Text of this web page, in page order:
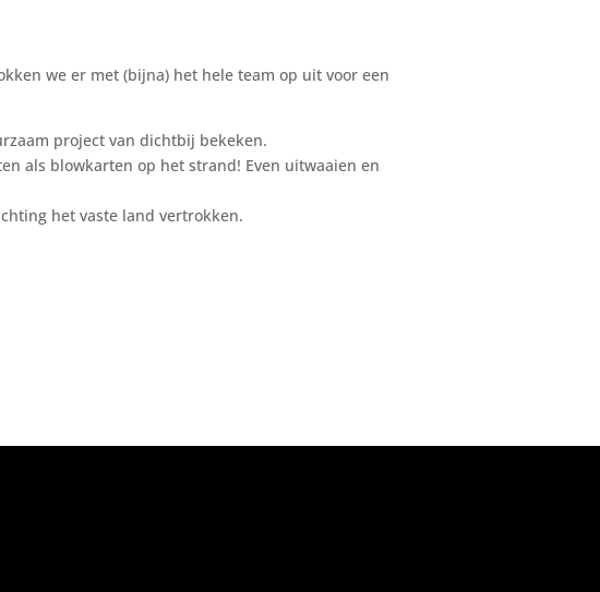
we er met (bijna) het hele team op uit voor een
project van dichtbij bekeken.
als blowkarten op het strand! Even uitwaaien en
het vaste land vertrokken.